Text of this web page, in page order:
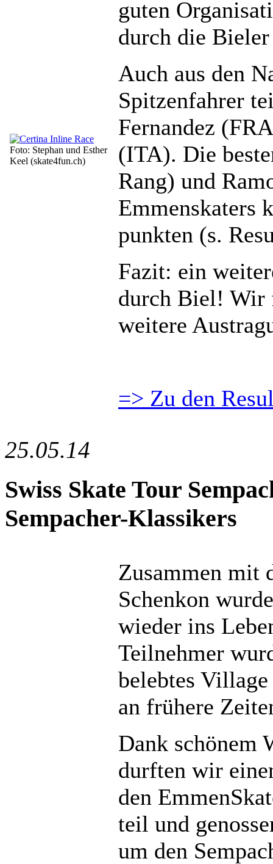
Foto: Stephan und Esther
Keel (skate4fun.ch)
guten
durch die
Auch aus den
Spitzenfahrer
Fernandez
(ITA). Die
Rang) und
Emmenskaters
punkten (s.
Fazit: ein
durch Biel! Wir
weitere
=> Zu den
25.05.14
Swiss Skate Tour
Sempacher-Klassikers
Zusammen mit
Schenkon
wieder ins
Teilnehmer
belebtes
an frühere
Dank schönem
durften wir
den
teil und
um den